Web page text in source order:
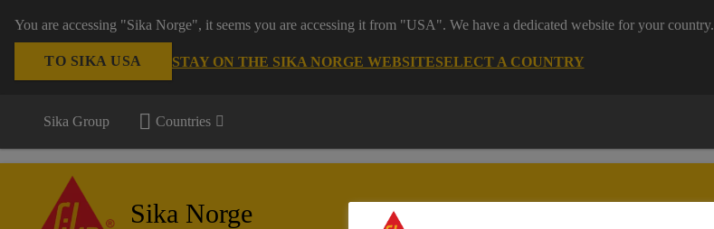
You are accessing "Sika Norge", it seems you are accessing it from "USA". We have a dedicated website for your country.
TO SIKA USA STAY ON THE SIKA NORGE WEBSITESELECT A COUNTRY
Sika Group Countries
Sika Norge